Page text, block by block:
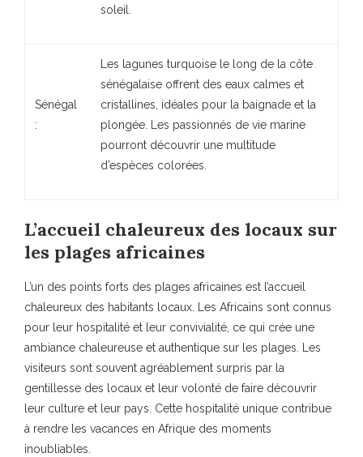
soleil.
Sénégal
:
Les lagunes turquoise le long de la côte
sénégalaise offrent des eaux calmes et
cristallines, idéales pour la baignade et la
plongée. Les passionnés de vie marine
pourront découvrir une multitude
d’espèces colorées.
L’accueil chaleureux des locaux sur
les plages africaines
L’un des points forts des plages africaines est l’accueil
chaleureux des habitants locaux. Les Africains sont connus
pour leur hospitalité et leur convivialité, ce qui crée une
ambiance chaleureuse et authentique sur les plages. Les
visiteurs sont souvent agréablement surpris par la
gentillesse des locaux et leur volonté de faire découvrir
leur culture et leur pays. Cette hospitalité unique contribue
à rendre les vacances en Afrique des moments
inoubliables.